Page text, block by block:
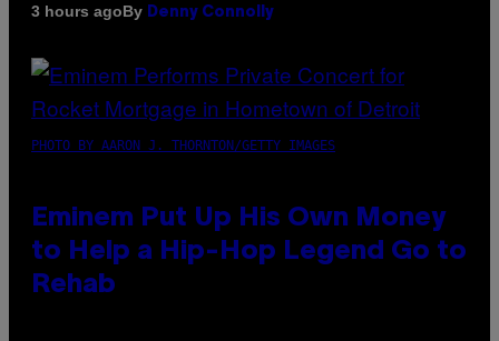
3 hours agoBy Denny Connolly
PHOTO BY AARON J. THORNTON/GETTY IMAGES
Eminem Put Up His Own Money
to Help a Hip-Hop Legend Go to
Rehab